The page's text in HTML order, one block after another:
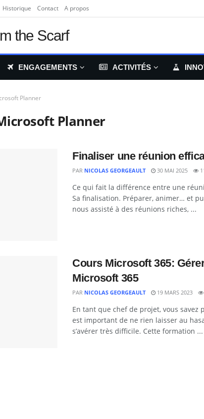
Historique Contact A propos
the Scarf
ENGAGEMENTS ACTIVITÉS
Planner
Planner
Finaliser une réunion
PAR NICOLAS GEORGEAULT 30 MAI 2025
Ce qui fait la différence entre une
Sa finalisation. Préparer, animer… et
nous assisté à des réunions riches, ...
Cours Microsoft 365:
Microsoft 365
PAR NICOLAS GEORGEAULT 19 MARS 2023
En tant que chef de projet, vous
est important de ne rien laisser au
s’avérer très difficile. Cette formation ...